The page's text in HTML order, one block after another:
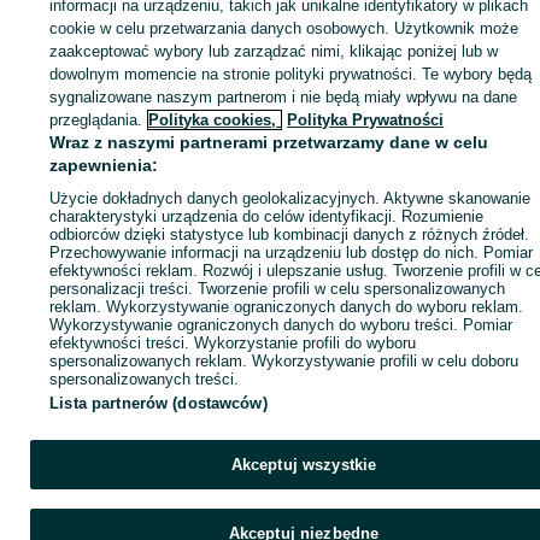
sprzedającym
Zaloguj się / Załóż konto
informacji na urządzeniu, takich jak unikalne identyfikatory w plikach
cookie w celu przetwarzania danych osobowych. Użytkownik może
zaakceptować wybory lub zarządzać nimi, klikając poniżej lub w
dowolnym momencie na stronie polityki prywatności. Te wybory będą
sygnalizowane naszym partnerom i nie będą miały wpływu na dane
przeglądania. Polityka cookies, Polityka Prywatności
Wraz z naszymi partnerami przetwarzamy dane w celu
zapewnienia:
Użycie dokładnych danych geolokalizacyjnych. Aktywne skanowanie
charakterystyki urządzenia do celów identyfikacji. Rozumienie
odbiorców dzięki statystyce lub kombinacji danych z różnych źródeł.
Przechowywanie informacji na urządzeniu lub dostęp do nich. Pomiar
efektywności reklam. Rozwój i ulepszanie usług. Tworzenie profili w
personalizacji treści. Tworzenie profili w celu spersonalizowanych
reklam. Wykorzystywanie ograniczonych danych do wyboru reklam.
Wykorzystywanie ograniczonych danych do wyboru treści. Pomiar
efektywności treści. Wykorzystanie profili do wyboru
spersonalizowanych reklam. Wykorzystywanie profili w celu doboru
spersonalizowanych treści.
Lista partnerów (dostawców)
Akceptuj wszystkie
Akceptuj niezbędne